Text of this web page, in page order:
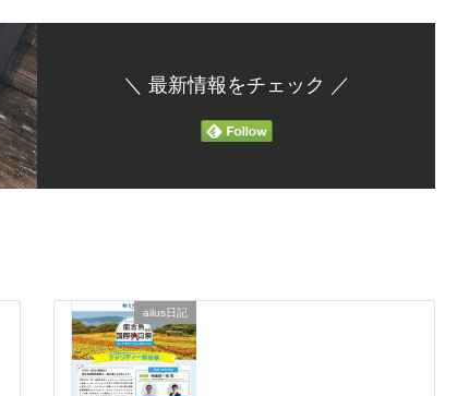
＼ 最新情報をチェック ／
ailus日記